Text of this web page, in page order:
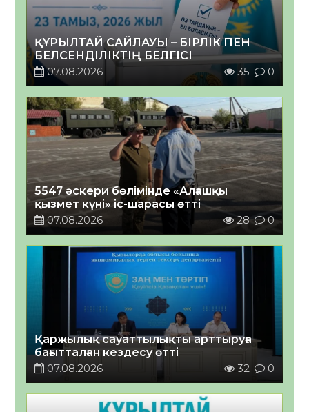
ҚҰРЫЛТАЙ САЙЛАУЫ – БІРЛІК ПЕН
БЕЛСЕНДІЛІКТІҢ БЕЛГІСІ
07.08.2026
35 0
5547 әскери бөлімінде «Алғашқы
қызмет күні» іс-шарасы өтті
07.08.2026
28 0
Қаржылық сауаттылықты арттыруға
бағытталған кездесу өтті
07.08.2026
32 0